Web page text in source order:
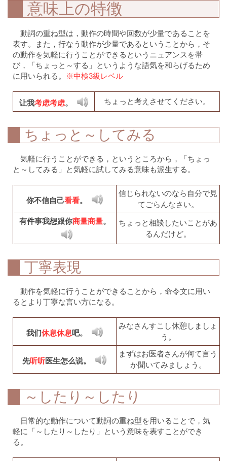
意味上の特徴
動詞の重ね型は，動作の時間や回数が少量であることを
表す。また，行なう動作が少量であるということから，そ
の動作を気軽に行うことができるというニュアンスを帯
び，「ちょっと～する」というような語気を和らげるため
に用いられる。
※中検3級レベル
让我考虑考虑。 ちょっと考えさせてください。
ちょっと～してみる
気軽に行うことができる，というところから，「ちょっ
と～してみる」と気軽に試してみる意味も派生する。
你不信自己看看。
信じられないのなら自分で見
てごらんなさい。
有件事我想跟你商量商量。
ちょっと相談したいことがあ
るんだけど。
丁寧表現
動作を気軽に行うことができることから，命令文に用い
るとより丁寧な言い方になる。
我们休息休息吧。
みなさんすこし休憩しましょ
う。
先听听医生怎么说。
まずはお医者さんが何て言う
か聞いてみましょう。
～したり～したり
日常的な動作について動詞の重ね型を用いることで，気
軽に「～したり～したり」という意味を表すことができ
る。